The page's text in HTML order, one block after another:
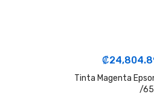
₡
Tinta Magenta
/